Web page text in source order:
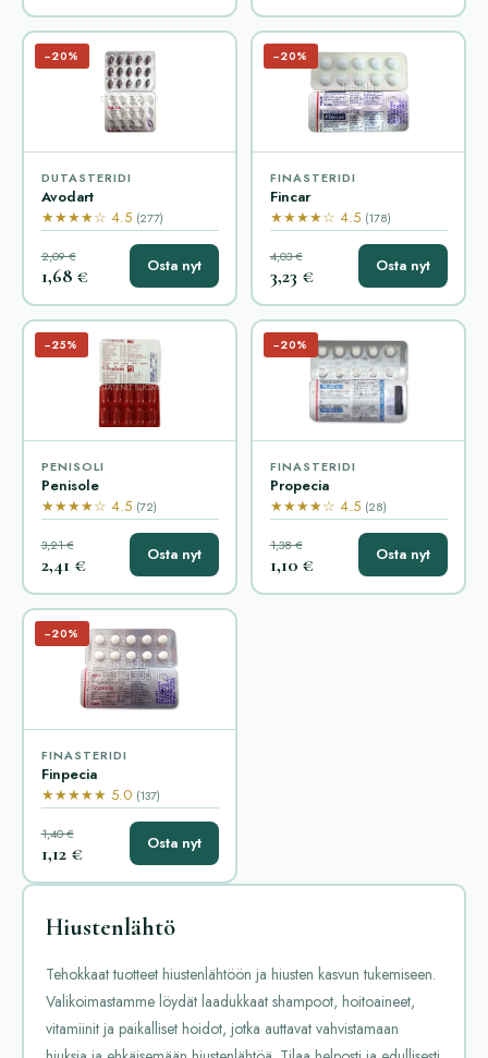
−20%
DUTASTERIDI
Avodart
★★★★☆ 4.5 (277)
2,09 €
1,68 € Osta nyt
−20%
FINASTERIDI
Fincar
★★★★☆ 4.5 (178)
4,03 €
3,23 € Osta nyt
−25%
PENISOLI
Penisole
★★★★☆ 4.5 (72)
3,21 €
2,41 € Osta nyt
−20%
FINASTERIDI
Propecia
★★★★☆ 4.5 (28)
1,38 €
1,10 € Osta nyt
−20%
FINASTERIDI
Finpecia
★★★★★ 5.0 (137)
1,40 €
1,12 € Osta nyt
Hiustenlähtö
Tehokkaat tuotteet hiustenlähtöön ja hiusten kasvun tukemiseen.
Valikoimastamme löydät laadukkaat shampoot, hoitoaineet,
vitamiinit ja paikalliset hoidot, jotka auttavat vahvistamaan